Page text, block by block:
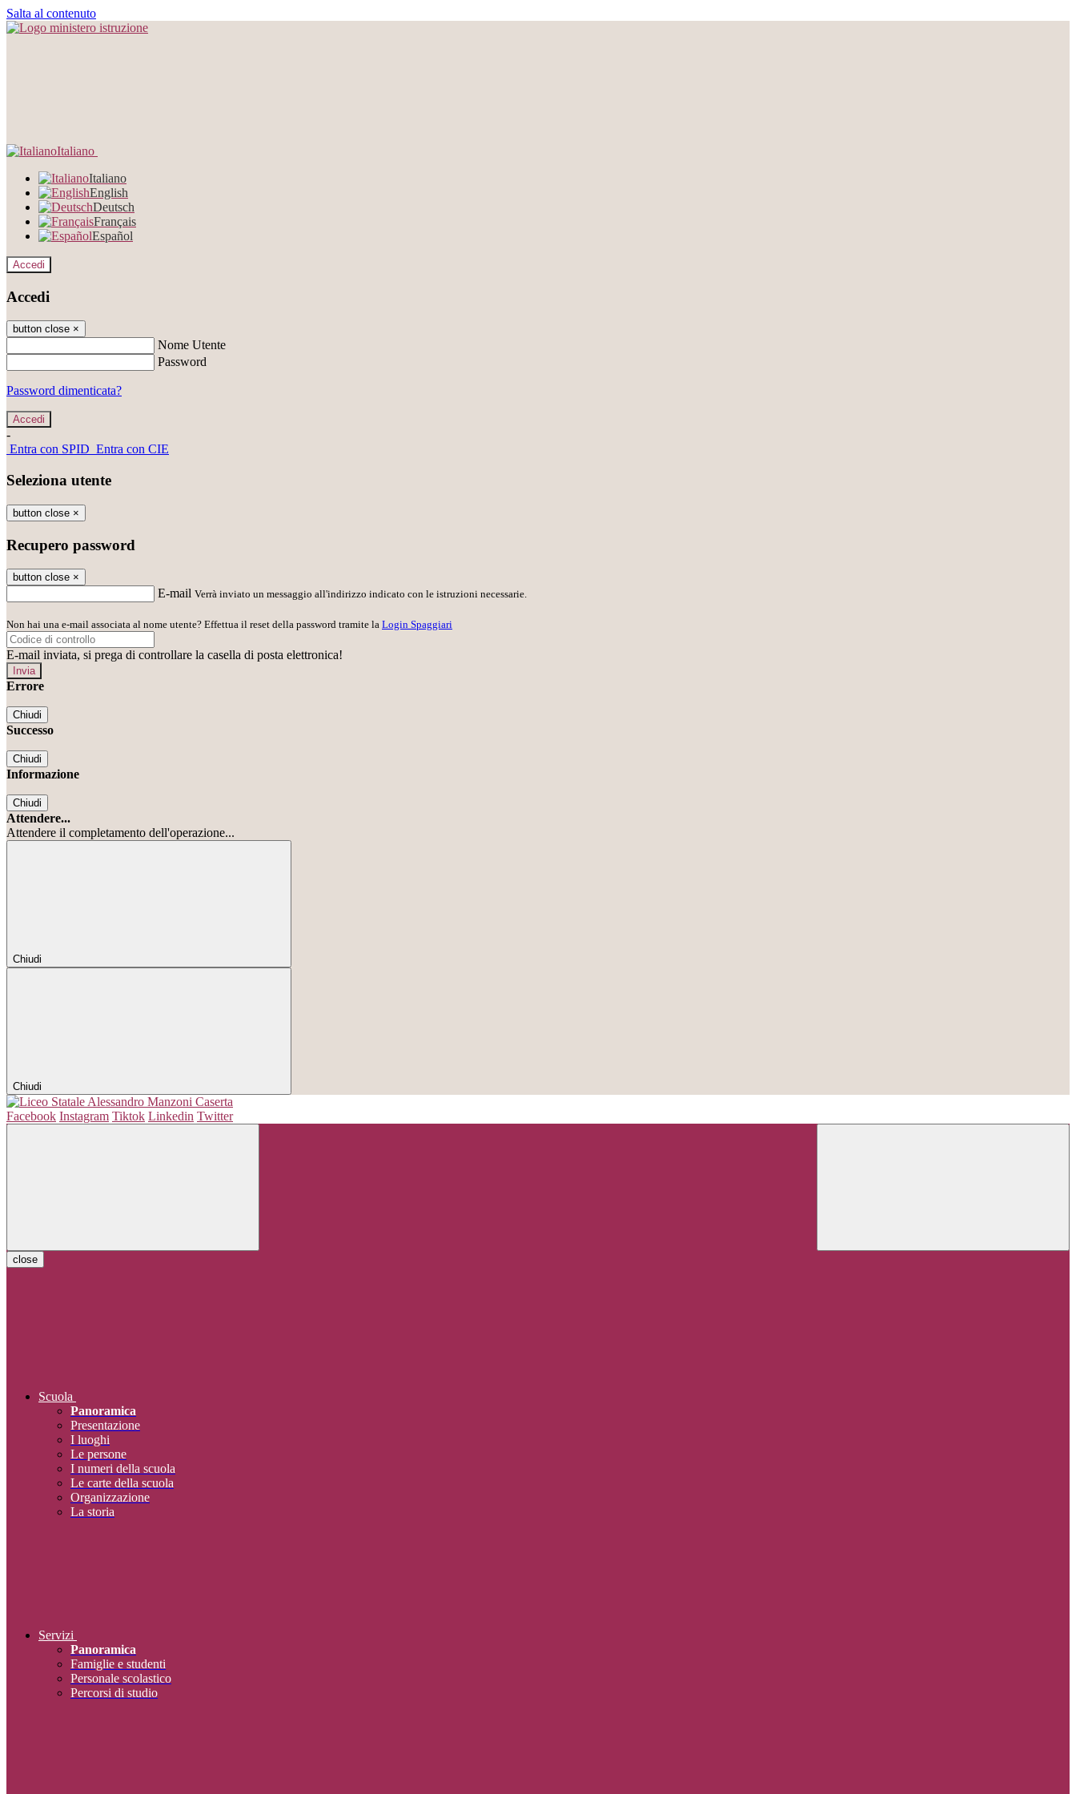
Salta al contenuto
Italiano
Italiano
English
Deutsch
Français
Español
Accedi
Accedi
button close ×
Nome Utente
Password
Password dimenticata?
-
Entra con SPID Entra con CIE
Seleziona utente
button close ×
Recupero password
button close ×
E-mail Verrà inviato un messaggio all'indirizzo indicato con le istruzioni necessarie.
Non hai una e-mail associata al nome utente? Effettua il reset della password tramite la Login Spaggiari
E-mail inviata, si prega di controllare la casella di posta elettronica!
Errore
Chiudi
Successo
Chiudi
Informazione
Chiudi
Attendere...
Attendere il completamento dell'operazione...
Chiudi
Chiudi
Facebook Instagram Tiktok Linkedin Twitter
close
Scuola
Panoramica
Presentazione
I luoghi
Le persone
I numeri della scuola
Le carte della scuola
Organizzazione
La storia
Servizi
Panoramica
Famiglie e studenti
Personale scolastico
Percorsi di studio